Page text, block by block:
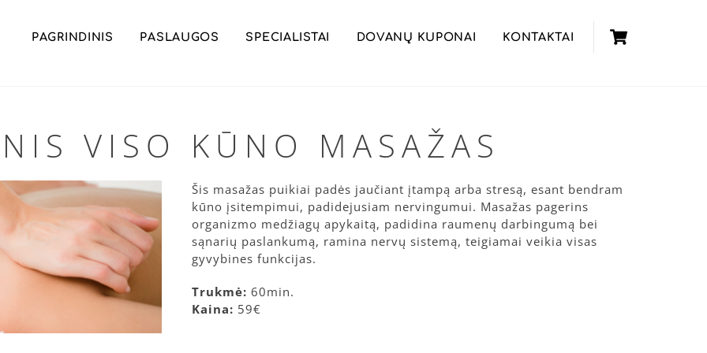
PAGRINDINIS PASLAUGOS SPECIALISTAI DOVANŲ KUPONAI KONTAKTAI
VISO KŪNO MASAŽAS
Šis masažas puikiai padės jaučiant įtampą arba stresą, esant bendram
kūno įsitempimui, padidejusiam nervingumui. Masažas pagerins
organizmo medžiagų apykaitą, padidina raumenų darbingumą bei
sąnarių paslankumą, ramina nervų sistemą, teigiamai veikia visas
gyvybines funkcijas.
Trukmė: 60min.
Kaina: 59€